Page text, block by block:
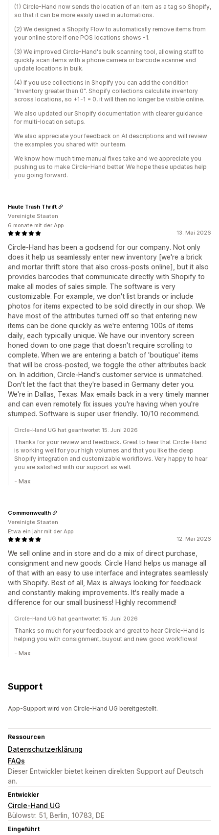
(1) Circle-Hand now sends the location of an item as a tag so Shopify,
so that it can be more easily used in automations.
(2) We designed a Shopify Flow to automatically remove items from
your online store if one POS locations shows -1.
(3) We improved Circle-Hand's bulk scanning tool, allowing staff to
quickly scan items with a phone camera or barcode scanner and
update locations in bulk.
(4) If you use collections in Shopify you can add the condition
"Inventory greater than 0". Shopify collections calculate inventory
across locations, so +1-1 = 0, it will then no longer be visible online.
We also updated our Shopify documentation with clearer guidance
for multi-location setups.
We also appreciate your feedback on AI descriptions and will review
the examples you shared with our team.
We know how much time manual fixes take and we appreciate you
pushing us to make Circle-Hand better. We hope these updates help
you going forward.
13. Mai 2026
Circle-Hand has been a godsend for our company. Not only
does it help us seamlessly enter new inventory [we're a brick
and mortar thrift store that also cross-posts online], but it also
provides barcodes that communicate directly with Shopify to
make all modes of sales simple. The software is very
customizable. For example, we don't list brands or include
photos for items expected to be sold directly in our shop. We
have most of the attributes turned off so that entering new
items can be done quickly as we're entering 100s of items
daily, each typically unique. We have our inventory screen
honed down to one page that doesn't require scrolling to
complete. When we are entering a batch of 'boutique' items
that will be cross-posted, we toggle the other attributes back
on. In addition, Circle-Hand's customer service is unmatched.
Don't let the fact that they're based in Germany deter you.
We're in Dallas, Texas. Max emails back in a very timely manner
and can even remotely fix issues you're having when you're
stumped. Software is super user friendly. 10/10 recommend.
Haute Trash Thrift
Vereinigte Staaten
6 monate mit der App
Circle-Hand UG hat geantwortet 15. Juni 2026
Thanks for your review and feedback. Great to hear that Circle-Hand
is working well for your high volumes and that you like the deep
Shopify integration and customizable workflows. Very happy to hear
you are satisfied with our support as well.
- Max
12. Mai 2026
We sell online and in store and do a mix of direct purchase,
consignment and new goods. Circle Hand helps us manage all
of that with an easy to use interface and integrates seamlessly
with Shopify. Best of all, Max is always looking for feedback
and constantly making improvements. It's really made a
difference for our small business! Highly recommend!
Commonwealth
Vereinigte Staaten
Etwa ein jahr mit der App
Circle-Hand UG hat geantwortet 15. Juni 2026
Thanks so much for your feedback and great to hear Circle-Hand is
helping you with consignment, buyout and new good workflows!
- Max
Support
App-Support wird von Circle-Hand UG bereitgestellt.
Ressourcen
Datenschutzerklärung
FAQs
Dieser Entwickler bietet keinen direkten Support auf Deutsch
an.
Entwickler
Circle-Hand UG
Bülowstr. 51, Berlin, 10783, DE
Eingeführt